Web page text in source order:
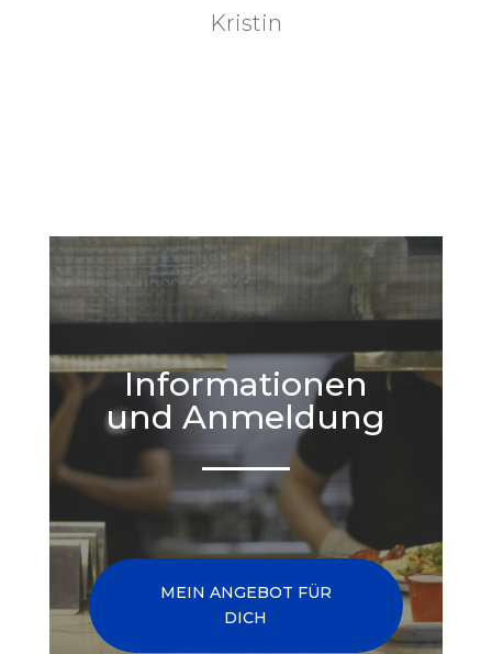
Kristin
Informationen
und Anmeldung
MEIN ANGEBOT FÜR
DICH